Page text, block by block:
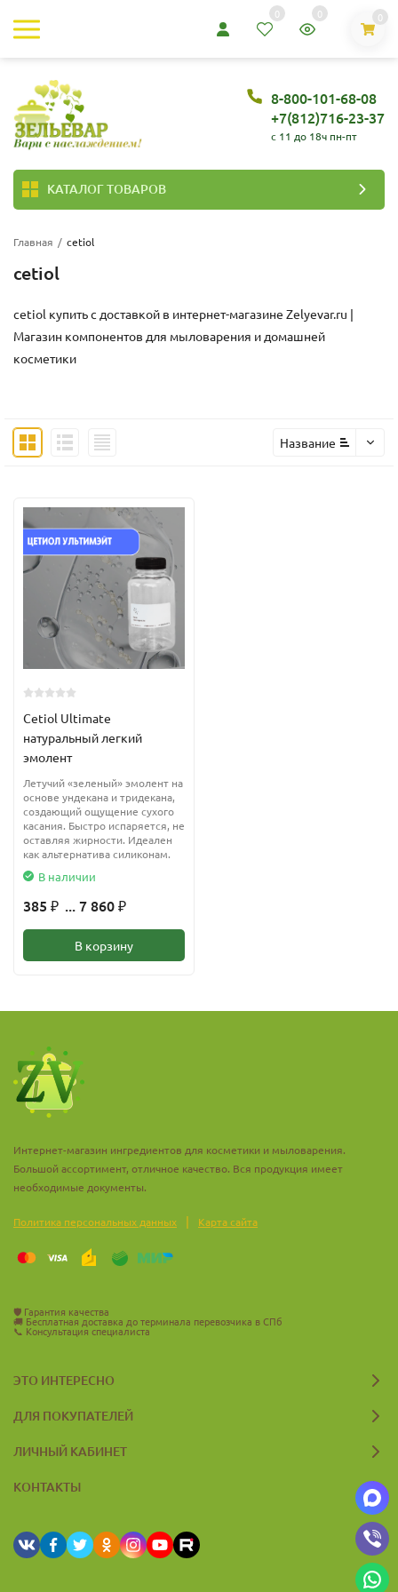
0 0 0
8-800-101-68-08
+7(812)716-23-37
c 11 до 18ч пн-пт
КАТАЛОГ ТОВАРОВ
Главная / cetiol
cetiol
cetiol купить с доставкой в интернет-магазине Zelyevar.ru |
Магазин компонентов для мыловарения и домашней
косметики
Название
Cetiol Ultimate
натуральный легкий
эмолент
Летучий «зеленый» эмолент на
основе ундекана и тридекана,
создающий ощущение сухого
касания. Быстро испаряется, не
оставляя жирности. Идеален
как альтернатива силиконам.
В наличии
385 ₽ ... 7 860 ₽
В корзину
Интернет-магазин ингредиентов для косметики и мыловарения.
Большой ассортимент, отличное качество. Вся продукция имеет
необходимые документы.
Политика персональных данных | Карта сайта
🛡️ Гарантия качества
🚚 Бесплатная доставка до терминала перевозчика в СПб
📞 Консультация специалиста
ЭТО ИНТЕРЕСНО
ДЛЯ ПОКУПАТЕЛЕЙ
ЛИЧНЫЙ КАБИНЕТ
КОНТАКТЫ